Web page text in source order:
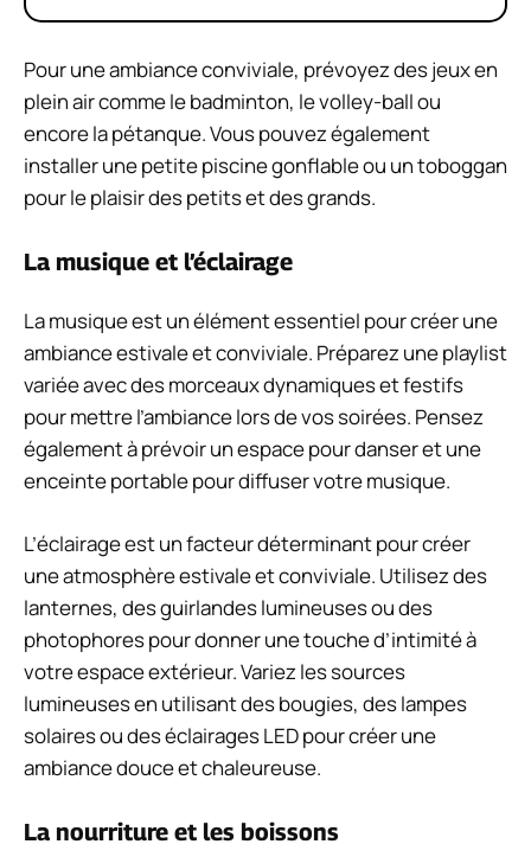
Pour une ambiance conviviale, prévoyez des jeux en
plein air comme le badminton, le volley-ball ou
encore la pétanque. Vous pouvez également
installer une petite piscine gonflable ou un toboggan
pour le plaisir des petits et des grands.
La musique et l’éclairage
La musique est un élément essentiel pour créer une
ambiance estivale et conviviale. Préparez une playlist
variée avec des morceaux dynamiques et festifs
pour mettre l’ambiance lors de vos soirées. Pensez
également à prévoir un espace pour danser et une
enceinte portable pour diffuser votre musique.
L’éclairage est un facteur déterminant pour créer
une atmosphère estivale et conviviale. Utilisez des
lanternes, des guirlandes lumineuses ou des
photophores pour donner une touche d’intimité à
votre espace extérieur. Variez les sources
lumineuses en utilisant des bougies, des lampes
solaires ou des éclairages LED pour créer une
ambiance douce et chaleureuse.
La nourriture et les boissons